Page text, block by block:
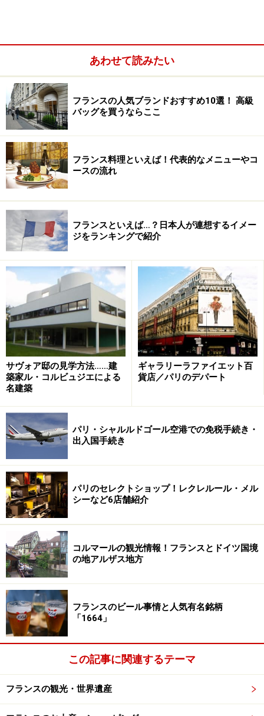
によって予算は全く違ってきます。なかなかイメージし
にくいと思うので、多くの人が訪れるパリを例にとり、
パリで一日過ごすとしたら……という想定で予算を組んで
みましょう。
美術館1件、その他観光スポットに1件、入場料無料の大
聖堂や市立美術館に1件行くと想定して入場料は計約25
～35ユーロ。
食費は、昼はビストロで2皿のコース＋飲み物で約30ユ
ーロ、午後のお茶で10ユーロ、夜はビストロか普通のレ
ストランで3皿のコース＋ワインで約80ユーロで一日計
約120ユーロ。
交通費は1日メトロとバスが乗り放題のチケット7.5ユー
ロ。
以上合計約127.5ユーロとなり、150ユーロもあればパリ
観光は充分に楽しめると思います。
パリの歴史を扱うカルナヴァレ美術館は市立なので入場は無
料
もちろん、訪問スポットをパリ市立美術館や大聖堂など
無料のところを中心にしたり、食事はサンドイッチ、交
通費をなるべくかけずに歩く、などの工夫をすれば30ユ
ーロでも足りたりします。逆に移動をタクシーにした
り、高い食事やワインを選んだりした場合は300ユーロ
あわせて読みたい
フランスの人気ブランドおすすめ10選！ 高級
バッグを買うならここ
フランス料理といえば！代表的なメニューやコ
ースの流れ
フランスといえば…？日本人が連想するイメー
ジをランキングで紹介
サヴォア邸の見学方法……建
築家ル・コルビュジエによる
名建築
ギャラリーラファイエット百
貨店／パリのデパート
パリ・シャルルドゴール空港での免税手続き・
出入国手続き
パリのセレクトショップ！レクレルール・メル
シーなど6店舗紹介
コルマールの観光情報！フランスとドイツ国境
の地アルザス地方
フランスのビール事情と人気有名銘柄
「1664」
この記事に関連するテーマ
フランスの観光・世界遺産